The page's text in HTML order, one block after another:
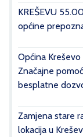
KREŠEVU
općine
Općina
Značajne
besplatne
Zamjena stare
lokacija u